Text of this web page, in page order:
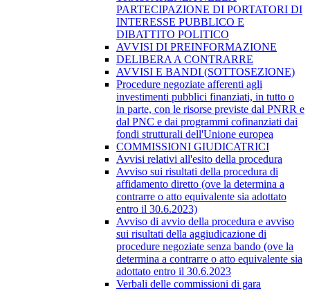
PARTECIPAZIONE DI PORTATORI DI
INTERESSE PUBBLICO E
DIBATTITO POLITICO
AVVISI DI PREINFORMAZIONE
DELIBERA A CONTRARRE
AVVISI E BANDI (SOTTOSEZIONE)
Procedure negoziate afferenti agli
investimenti pubblici finanziati, in tutto o
in parte, con le risorse previste dal PNRR e
dal PNC e dai programmi cofinanziati dai
fondi strutturali dell'Unione europea
COMMISSIONI GIUDICATRICI
Avvisi relativi all'esito della procedura
Avviso sui risultati della procedura di
affidamento diretto (ove la determina a
contrarre o atto equivalente sia adottato
entro il 30.6.2023)
Avviso di avvio della procedura e avviso
sui risultati della aggiudicazione di
procedure negoziate senza bando (ove la
determina a contrarre o atto equivalente sia
adottato entro il 30.6.2023
Verbali delle commissioni di gara